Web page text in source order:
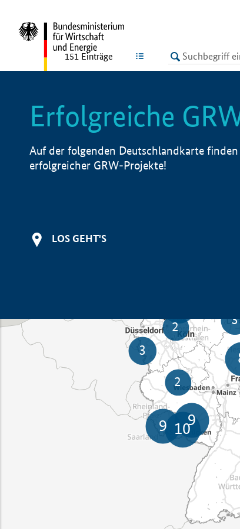
LISTE
151 Einträge
Erfolgreiche
Auf der folgenden Deutschlandkarte
erfolgreicher GRW-Projekte!
LOS GEHT'S